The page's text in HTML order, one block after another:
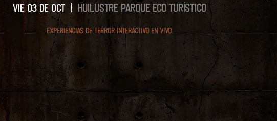
vie 03 de oct
  |
Huilustre Parque eco turístico
Experiencias de terror interactivo en vivo.